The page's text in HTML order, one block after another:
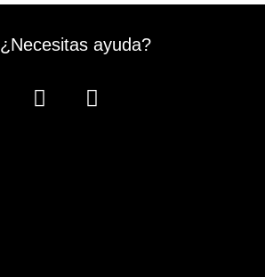
¿Necesitas ayuda?